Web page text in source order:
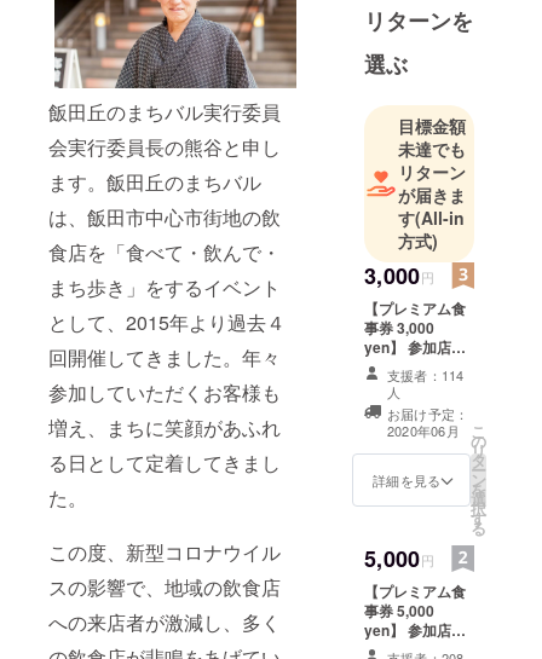
飯田丘のまちバル実行委員
会実行委員長の熊谷と申し
ます。飯田丘のまちバル
は、飯田市中心市街地の飲
食店を「食べて・飲んで・
まち歩き」をするイベント
として、2015年より過去４
回開催してきました。年々
参加していただくお客様も
増え、まちに笑顔があふれ
る日として定着してきまし
た。
この度、新型コロナウイル
スの影響で、地域の飲食店
への来店者が激減し、多く
リターンを
選ぶ
目標金額
未達でも
リターン
が届きま
す(All-in
方式)
3,000円
【プレミアム食
事券 3,000
yen】 参加店舗
で利用可能なお
食事券 1,100円
x 3枚 ＊店内飲
食の他、テイク
アウト、デリバ
＊チケットの使
用でお釣りは出
日（月）現在の
参加店です。最
終の参加店締め
切りは４月30日
（木）正午とな
ります。情報が
支援者：114
人
お届け予定：
2020年06月
詳細を見る
こ
の
リ
タ
ー
ン
を
選
択
す
る
5,000円
【プレミアム食
事券 5,000
yen】 参加店舗
で利用可能なお